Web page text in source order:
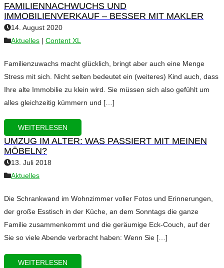
FAMILIENNACHWUCHS UND
IMMOBILIENVERKAUF – BESSER MIT MAKLER
14. August 2020
Aktuelles | Content XL
Familienzuwachs macht glücklich, bringt aber auch eine Menge
Stress mit sich. Nicht selten bedeutet ein (weiteres) Kind auch, dass
Ihre alte Immobilie zu klein wird. Sie müssen sich also gefühlt um
alles gleichzeitig kümmern und […]
WEITERLESEN
UMZUG IM ALTER: WAS PASSIERT MIT MEINEN
MÖBELN?
13. Juli 2018
Aktuelles
Die Schrankwand im Wohnzimmer voller Fotos und Erinnerungen,
der große Esstisch in der Küche, an dem Sonntags die ganze
Familie zusammenkommt und die geräumige Eck-Couch, auf der
Sie so viele Abende verbracht haben: Wenn Sie […]
WEITERLESEN